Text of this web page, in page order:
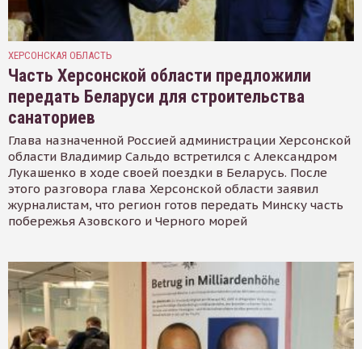
ХЕРСОНСКАЯ ОБЛАСТЬ
Часть Херсонской области предложили
передать Беларуси для строительства
санаториев
Глава назначенной Россией администрации Херсонской
области Владимир Сальдо встретился с Александром
Лукашенко в ходе своей поездки в Беларусь. После
этого разговора глава Херсонской области заявил
журналистам, что регион готов передать Минску часть
побережья Азовского и Черного морей